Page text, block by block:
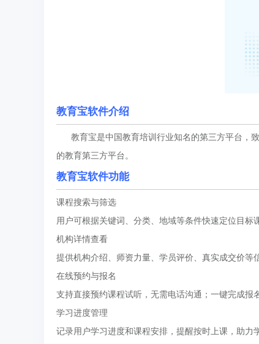
教育宝软件介绍
教育宝是中国教育培训行业知名的第三方平台，
的教育第三方平台。
教育宝软件功能
课程搜索与筛选
用户可根据关键词、分类、地域等条件快速定位目标
机构详情查看
提供机构介绍、师资力量、学员评价、真实成交价等
在线预约与报名
支持直接预约课程试听，无需电话沟通；一键完成报
学习进度管理
记录用户学习进度和课程安排，提醒按时上课，助力